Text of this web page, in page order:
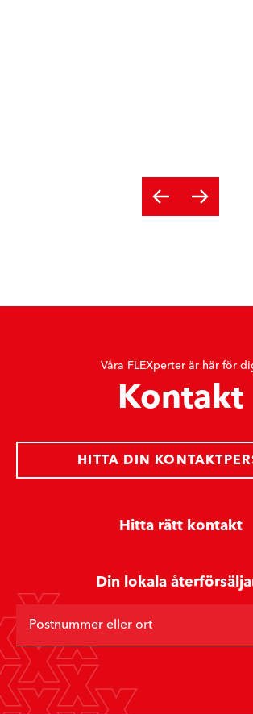
Våra FLEXperter är här för
Kontakt
Hitta rätt kontakt
HITTA DIN
Din lokala
Postnummer eller ort